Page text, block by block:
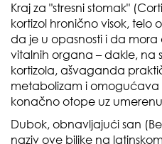
Kraj za "stresni stomak"
kortizol hronično visok, telo
da je u opasnosti i da
vitalnih organa – dakle, na
kortizola, ašvaganda
metabolizam i omogućava
konačno otope uz
Dubok, obnavljajući san
naziv ove biljke na